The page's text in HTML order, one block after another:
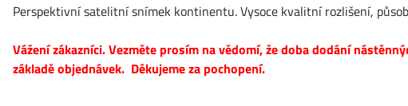
Perspektivní satelitní snímek kontinentu. Vysoce kvalitní rozlišení,
Vážení zákazníci. Vezměte prosím na vědomí, že doba dodání
základě objednávek. Děkujeme za pochopení.